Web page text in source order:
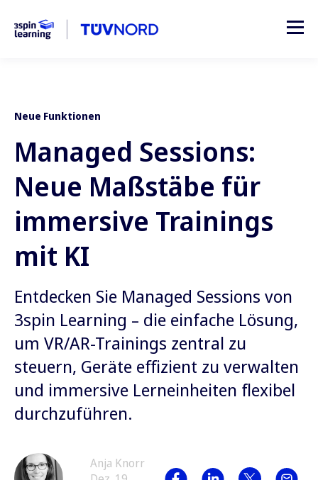
Neue Funktionen
Managed Sessions:
Neue Maßstäbe für
immersive Trainings
mit KI
Entdecken Sie Managed Sessions von
3spin Learning – die einfache Lösung,
um VR/AR-Trainings zentral zu
steuern, Geräte effizient zu verwalten
und immersive Lerneinheiten flexibel
durchzuführen.
Anja Knorr